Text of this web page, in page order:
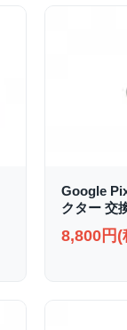
Google
クター 交
8,800円(